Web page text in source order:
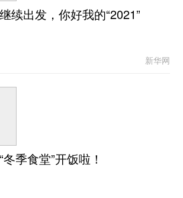
续出发，你好我的“2021”
新华网
季食堂”开饭啦！